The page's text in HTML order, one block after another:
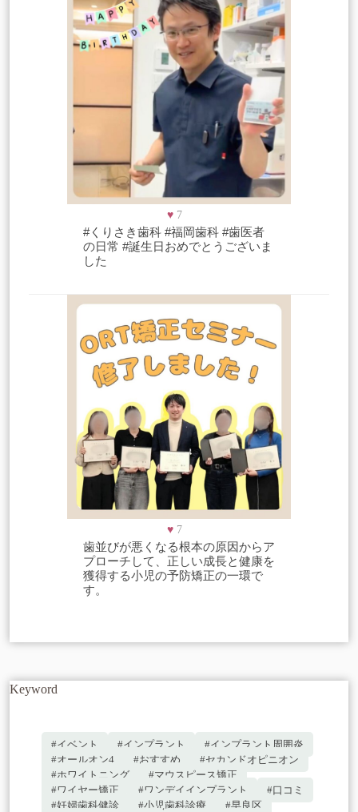
♥ 7
#くりさき歯科 #福岡歯科 #歯医者
の日常 #誕生日おめでとうございま
した
♥ 7
歯並びが悪くなる根本の原因からア
プローチして、正しい成長と健康を
獲得する小児の予防矯正の一環で
す。
Keyword
#イベント #インプラント
#インプラント周囲炎
#オールオン4
#おすすめ
#セカンドオピニオン
#ホワイトニング
#マウスピース矯正
#ワイヤー矯正
#ワンデイインプラント
#口コミ
#妊婦歯科健診
#小児歯科診療
#早良区